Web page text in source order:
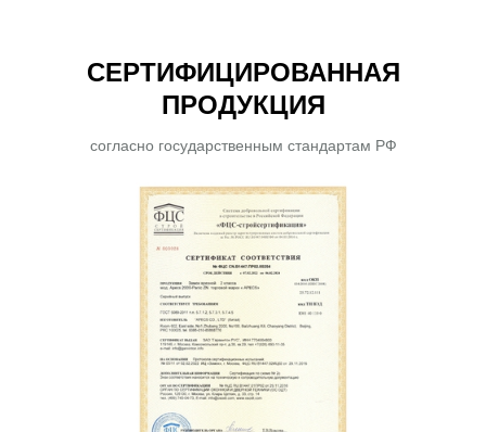
СЕРТИФИЦИРОВАННАЯ
ПРОДУКЦИЯ
согласно государственным стандартам РФ